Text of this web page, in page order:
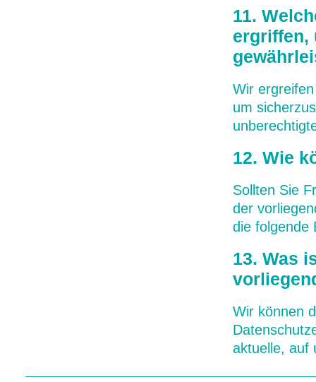
11.
ergriffen,
Wir
um
12. Wie
Sollten Sie
der
die folgende
13. Was
Wir können
aktuelle, auf